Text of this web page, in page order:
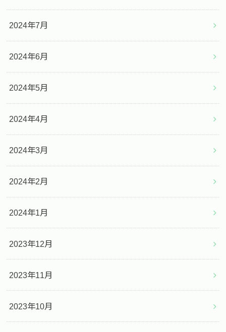
2024年7月
2024年6月
2024年5月
2024年4月
2024年3月
2024年2月
2024年1月
2023年12月
2023年11月
2023年10月